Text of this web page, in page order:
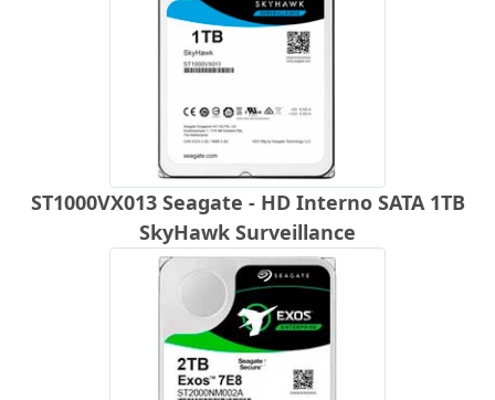
ST1000VX013 Seagate - HD Interno SATA 1TB
SkyHawk Surveillance